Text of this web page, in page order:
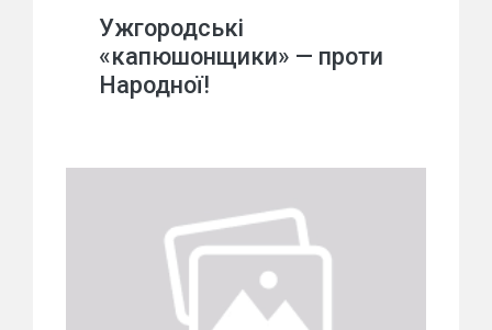
Ужгородські
«капюшонщики» — проти
Народної!